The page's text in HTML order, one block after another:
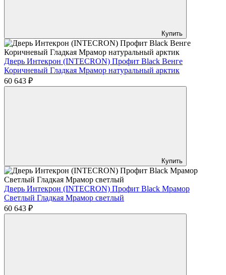
Купить
Дверь Интекрон (INTECRON) Профит Black Венге
Коричневый Гладкая Мрамор натуральный арктик
60 643 ₽
Купить
Дверь Интекрон (INTECRON) Профит Black Мрамор
Светлый Гладкая Мрамор светлый
60 643 ₽